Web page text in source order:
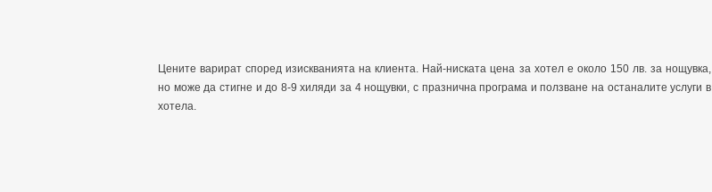
Цените варират според изискванията на клиента. Най-ниската цена за хотел е около 150 лв. за нощувка,
но може да стигне и до 8-9 хиляди за 4 нощувки, с празнична програма и ползване на останалите услуги в
хотела.